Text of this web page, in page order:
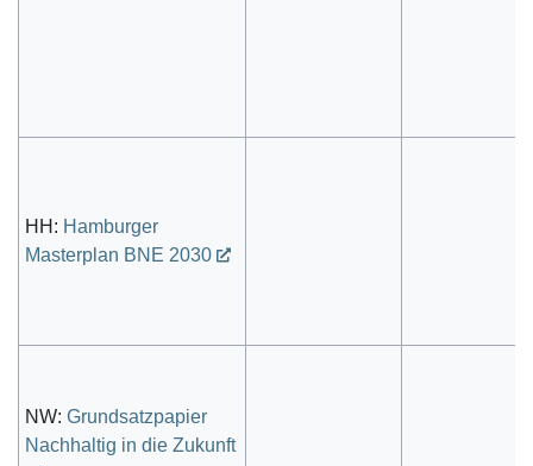
HH: Hamburger
Masterplan BNE 2030
NW: Grundsatzpapier
Nachhaltig in die Zukunft